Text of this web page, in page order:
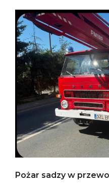
Pożar sadzy w